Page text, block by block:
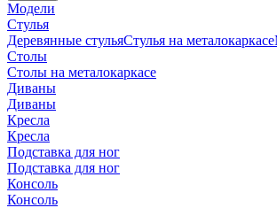
Модели
Стулья
Деревянные стульяСтулья на металокаркасе
Столы
Столы на металокаркасе
Диваны
Диваны
Кресла
Кресла
Подставка для ног
Подставка для ног
Консоль
Консоль